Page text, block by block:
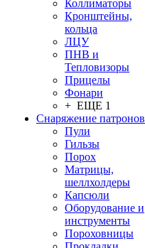
Коллиматоры
Кронштейны,
кольца
ЛЦУ
ПНВ и
Тепловизоры
Прицелы
Фонари
+ ЕЩЕ 1
Снаряжение патронов
Пули
Гильзы
Порох
Матрицы,
шеллхолдеры
Капсюли
Оборудование и
инструменты
Пороховницы